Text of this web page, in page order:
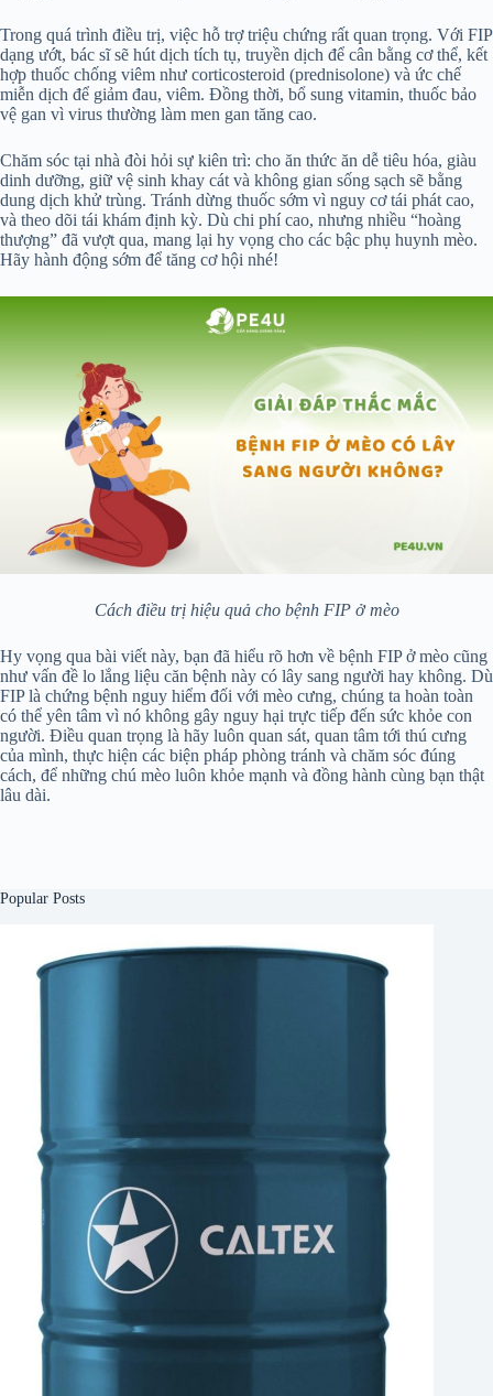
Trong quá trình điều trị, việc hỗ trợ triệu chứng rất quan trọng. Với FIP
dạng ướt, bác sĩ sẽ hút dịch tích tụ, truyền dịch để cân bằng cơ thể, kết
hợp thuốc chống viêm như corticosteroid (prednisolone) và ức chế
miễn dịch để giảm đau, viêm. Đồng thời, bổ sung vitamin, thuốc bảo
vệ gan vì virus thường làm men gan tăng cao.
Chăm sóc tại nhà đòi hỏi sự kiên trì: cho ăn thức ăn dễ tiêu hóa, giàu
dinh dưỡng, giữ vệ sinh khay cát và không gian sống sạch sẽ bằng
dung dịch khử trùng. Tránh dừng thuốc sớm vì nguy cơ tái phát cao,
và theo dõi tái khám định kỳ. Dù chi phí cao, nhưng nhiều “hoàng
thượng” đã vượt qua, mang lại hy vọng cho các bậc phụ huynh mèo.
Hãy hành động sớm để tăng cơ hội nhé!
Cách điều trị hiệu quả cho bệnh FIP ở mèo
Hy vọng qua bài viết này, bạn đã hiểu rõ hơn về bệnh FIP ở mèo cũng
như vấn đề lo lắng liệu căn bệnh này có lây sang người hay không. Dù
FIP là chứng bệnh nguy hiểm đối với mèo cưng, chúng ta hoàn toàn
có thể yên tâm vì nó không gây nguy hại trực tiếp đến sức khỏe con
người. Điều quan trọng là hãy luôn quan sát, quan tâm tới thú cưng
của mình, thực hiện các biện pháp phòng tránh và chăm sóc đúng
cách, để những chú mèo luôn khỏe mạnh và đồng hành cùng bạn thật
lâu dài.
Popular Posts